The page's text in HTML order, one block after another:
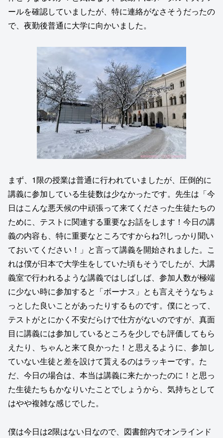
ールを確認していましたが、特に連絡がなさそうだったの
で、夜勤後普通に大学に向かいました。
まず、1限の授業は普通に行われていましたが、圧倒的に
講義に参加している生徒数は少なかったです。先生は「今
日はこんな悪天候の中頑張って来てくださった生徒たちの
ために、テストに関連する重要なお話をします！今日の講
義の内容も、特に重要なところですからね?!しっかり聞い
ておいてください！」と言って講義を開始されました。こ
れは僕が日本で大学生をしていた頃もそうでしたが、大講
義室で行われるような講義ではしばしば、参加人数が極端
に少ない時に参加すると「ボーナス」とも言えそうなちょ
っとした良いことがあったりするものです。僕にとって、
テストがとにかく不安だらけで仕方がないのですが、真面
目に講義には参加しているところを少しでも評価してもら
えたり、ちゃんと来て良かった！と思えるように、参加し
ていない生徒と差を設けて貰えるのはラッキーです。た
だ、今日の場合は、本当は講義に来たかったのに！と思っ
た生徒たちもかなりいたことでしょうから、気持ちとして
はやや複雑な感じでした。
僕は今日は2限はない日なので、図書館内でオンラインド